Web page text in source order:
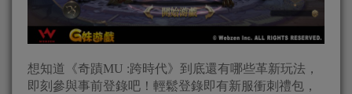
想知道《奇蹟MU :跨時代》到底還有哪些革新玩法，
即刻參與事前登錄吧！輕鬆登錄即有新服衝刺禮包，